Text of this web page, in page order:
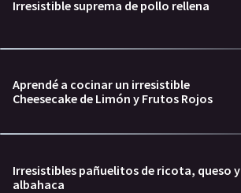
Irresistible suprema de pollo rellena
Aprendé a cocinar un irresistible
Cheesecake de Limón y Frutos Rojos
Irresistibles pañuelitos de ricota, queso y
albahaca